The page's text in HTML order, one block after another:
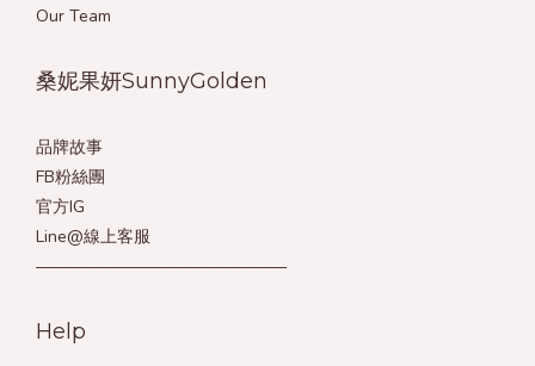
Our Team
桑妮果妍SunnyGolden
品牌故事
FB粉絲團
官方IG
Line@線上客服
———————————————
Help